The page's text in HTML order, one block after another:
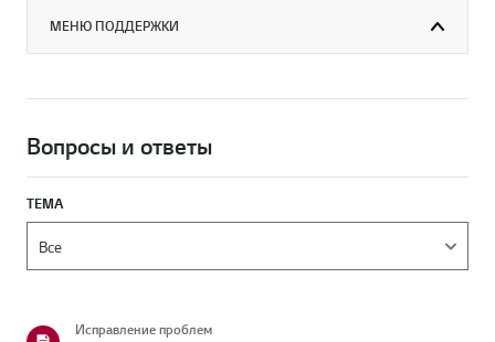
МЕНЮ ПОДДЕРЖКИ
Вопросы и ответы
ТЕМА
Исправление проблем